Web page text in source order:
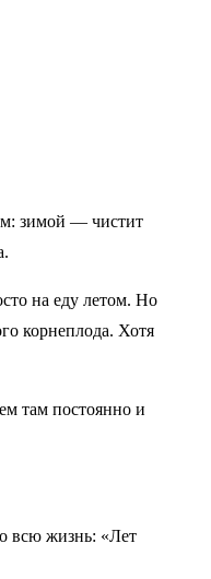
зимой — чистит
на еду летом. Но
корнеплода. Хотя
там постоянно и
всю жизнь: «Лет